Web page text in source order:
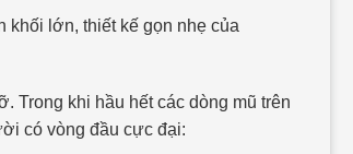
khối lớn, thiết kế gọn nhẹ của
Trong khi hầu hết các dòng mũ trên
có vòng đầu cực đại: